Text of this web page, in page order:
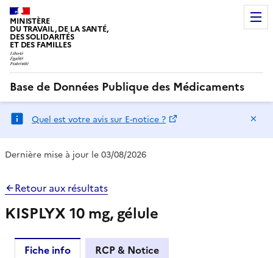
MINISTÈRE
DU TRAVAIL, DE LA SANTÉ,
DES SOLIDARITÉS
ET DES FAMILLES
Base de Données Publique des Médicaments
Quel est votre avis sur E-notice ?
Dernière mise à jour le 03/08/2026
Retour aux résultats
KISPLYX 10 mg, gélule
Fiche info
RCP & Notice